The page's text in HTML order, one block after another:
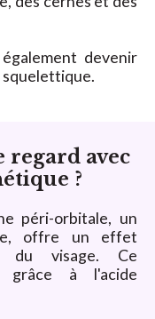
devenir
squelettique.
avec
?
péri-orbitale, un
offre un effet
du visage. Ce
grâce à l'acide